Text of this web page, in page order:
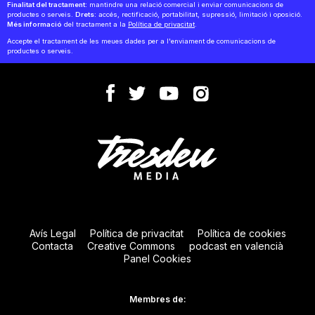
Finalitat del tractament: mantindre una relació comercial i enviar comunicacions de
productes o serveis. Drets: accés, rectificació, portabilitat, supressió, limitació i oposició.
Més informació del tractament a la Política de privacitat.
Accepte el tractament de les meues dades per a l'enviament de comunicacions de
productes o serveis.
Avís Legal Política de privacitat
Política de cookies
Contacta
Creative Commons
podcast en valencià
Panel Cookies
Membres de: